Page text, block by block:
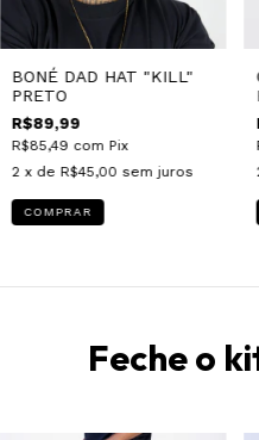
BONÉ DAD HAT "KILL"
PRETO
R$89,99
R$85,49 com Pix
2 x de R$45,00 sem juros
COMPRAR
Feche o